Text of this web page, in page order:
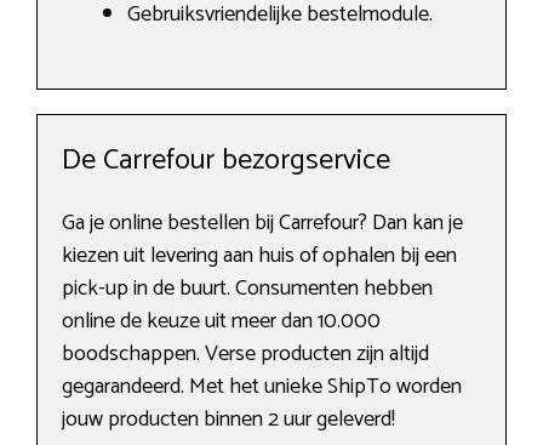
Gebruiksvriendelijke bestelmodule.
De Carrefour bezorgservice
Ga je online bestellen bij Carrefour? Dan kan je
kiezen uit levering aan huis of ophalen bij een
pick-up in de buurt. Consumenten hebben
online de keuze uit meer dan 10.000
boodschappen. Verse producten zijn altijd
gegarandeerd. Met het unieke ShipTo worden
jouw producten binnen 2 uur geleverd!